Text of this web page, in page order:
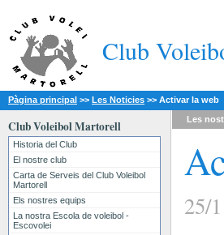
Club
Pàgina principal >> Les Noticies >> Activar la web
Club Voleibol Martorell
Historia del Club
El nostre club
Carta de Serveis del Club Voleibol
Martorell
Els nostres equips
La nostra Escola de voleibol -
Escovolei
Les
25/